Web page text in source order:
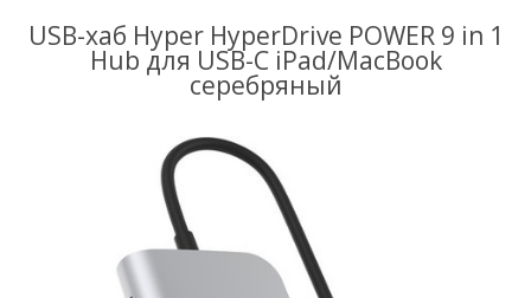
USB-хаб Hyper HyperDrive POWER 9 in 1
Hub для USB-C iPad/MacBook
серебряный